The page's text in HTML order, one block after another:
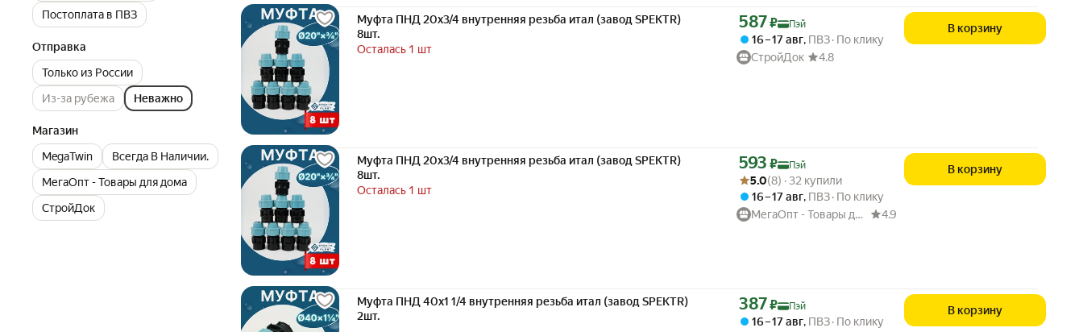
Постоплата в ПВЗ
Отправка
Только из России
Из-за рубежа
Неважно
Магазин
MegaTwin
Всегда В Наличии.
МегаОпт - Товары для дома
СтройДок
Муфта ПНД 20х3/4 внутренняя резьба итал (завод SPEKTR)
8шт.
Осталась 1 шт
Цена с картой Яндекс Пэй 587 ₽ вместо
587₽ Пэй
16 – 17 авг, ПВЗ По клику
СтройДок
4.8
В корзину
Муфта ПНД 20х3/4 внутренняя резьба итал (завод SPEKTR)
8шт.
Осталась 1 шт
Цена с картой Яндекс Пэй 593 ₽ вместо
593 ₽
Пэй
Рейтинг товара: 5.0 из 5
Оценок: (8) · 32 купили
5.0(8) · 32 купили
16 – 17 авг, ПВЗ По клику
МегаОпт - Товары для дома
4.9
В корзину
Муфта ПНД 40х1 1/4 внутренняя резьба итал (завод SPEKTR)
2шт.
Цена с картой Яндекс Пэй 387 ₽ вместо
387₽ Пэй
16 – 17 авг, ПВЗ По клику
В корзину